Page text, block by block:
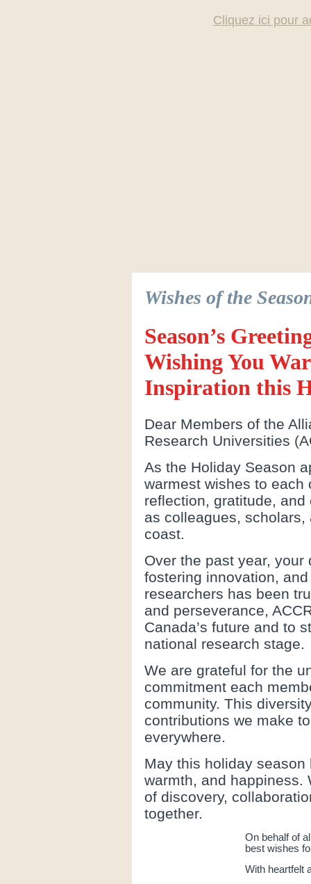
Cliquez ici pour
Wishes of the
Season’s
Wishing You
Inspiration this
Dear Members of the
Research Universities
As the Holiday Season
warmest wishes to
reflection, gratitude,
as colleagues,
coast.
Over the past year,
fostering innovation,
researchers has been
and perseverance,
Canada’s future and to
national research stage.
We are grateful for the
commitment each
community. This
contributions we make
everywhere.
May this holiday
warmth, and happiness.
of discovery,
together.
On behalf of
best wishes
With heartfelt